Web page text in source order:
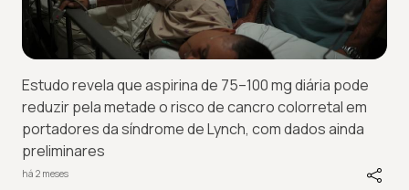
Estudo revela que aspirina de 75–100 mg diária pode
reduzir pela metade o risco de cancro colorretal em
portadores da síndrome de Lynch, com dados ainda
preliminares
há 2 meses